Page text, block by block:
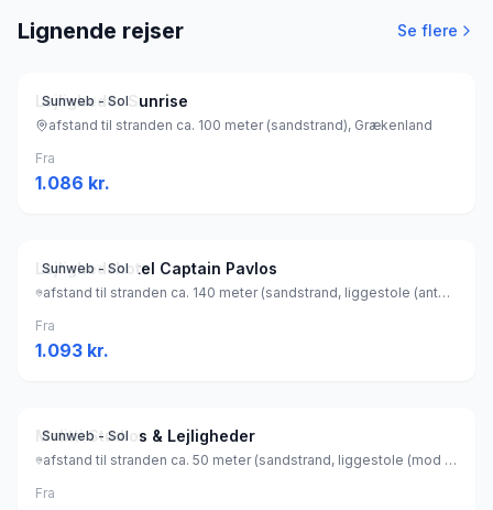
Lignende rejser Se flere
Sunweb - Sol
Lejligheder Sunrise
afstand til stranden ca. 100 meter (sandstrand), Grækenland
Fra
1.086 kr.
Sunweb - Sol
Lejlighedshotel Captain Pavlos
afstand til stranden ca. 140 meter (sandstrand, liggestole (antal: 20) (gratis) , parasol (gratis) ), Grækenland
Fra
1.093 kr.
Sunweb - Sol
Melitti Studios & Lejligheder
afstand til stranden ca. 50 meter (sandstrand, liggestole (mod betaling) , parasol (mod betaling) ), Grækenland
Fra